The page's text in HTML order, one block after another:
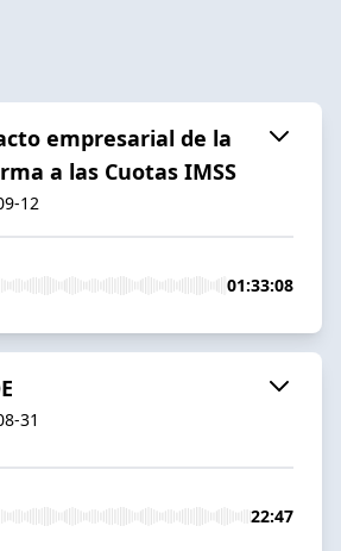
empresarial de la
a las Cuotas IMSS
12
01:33:08
31
22:47